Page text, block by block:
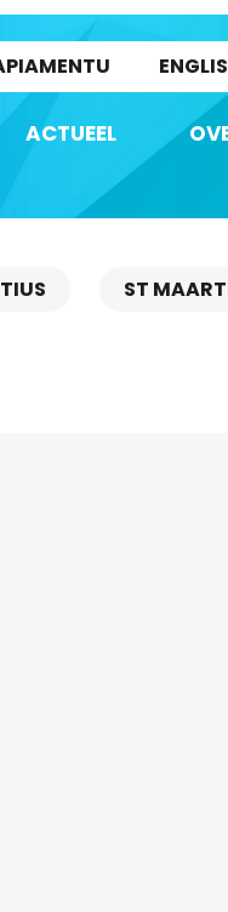
ACTUEEL
ST